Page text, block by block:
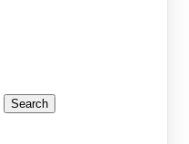
Search